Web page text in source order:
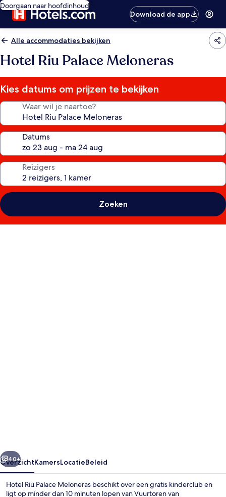
Doorgaan naar hoofdinhoud
Download de app
Alle accommodaties bekijken
Hotel Riu Palace Meloneras
Kies datums om prijzen te bekijken
Waar wil je naartoe?
Datums
Reizigers
Zoeken
Volgende
40+
OverzichtKamersLocatieBeleid
Hotel Riu Palace Meloneras beschikt over een gratis kinderclub en
ligt op minder dan 10 minuten lopen van Vuurtoren van